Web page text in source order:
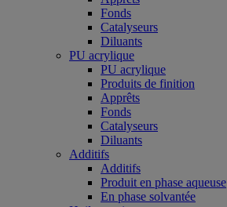
Fonds
Catalyseurs
Diluants
PU acrylique
PU acrylique
Produits de finition
Apprêts
Fonds
Catalyseurs
Diluants
Additifs
Additifs
Produit en phase aqueuse
En phase solvantée